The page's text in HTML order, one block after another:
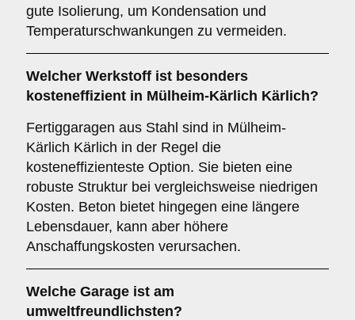
gute Isolierung, um Kondensation und
Temperaturschwankungen zu vermeiden.
Welcher Werkstoff ist besonders
kosteneffizient in Mülheim-Kärlich Kärlich?
Fertiggaragen aus Stahl sind in Mülheim-
Kärlich Kärlich in der Regel die
kosteneffizienteste Option. Sie bieten eine
robuste Struktur bei vergleichsweise niedrigen
Kosten. Beton bietet hingegen eine längere
Lebensdauer, kann aber höhere
Anschaffungskosten verursachen.
Welche Garage ist am
umweltfreundlichsten?